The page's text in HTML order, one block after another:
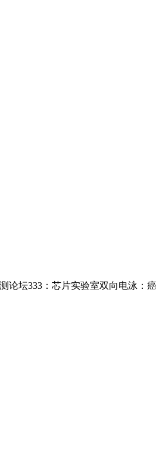
论坛333：芯片实验室双向电泳：